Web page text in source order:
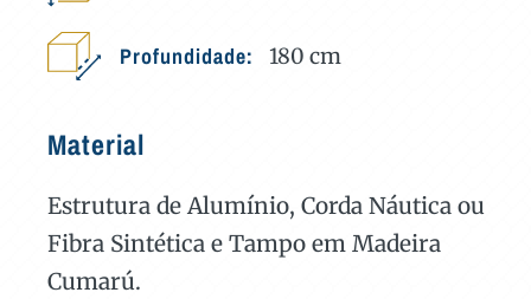
Profundidade: 180 cm
Material
Estrutura de Alumínio, Corda Náutica ou
Fibra Sintética e Tampo em Madeira
Cumarú.